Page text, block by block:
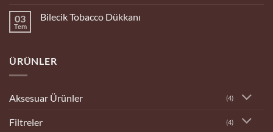
Tobacco
03
Tem
Bilecik Tobacco Dükkanı
Dükkanı
ÜRÜNLER
Aksesuar Ürünler (4)
Filtreler (4)